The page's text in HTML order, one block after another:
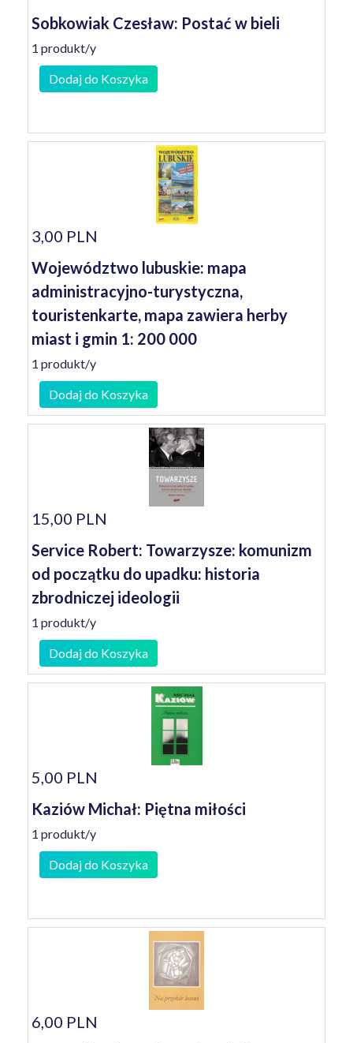
Sobkowiak Czesław: Postać w bieli
1 produkt/y
Dodaj do Koszyka
3,00 PLN
Województwo lubuskie: mapa
administracyjno-turystyczna,
touristenkarte, mapa zawiera herby
miast i gmin 1: 200 000
1 produkt/y
Dodaj do Koszyka
15,00 PLN
Service Robert: Towarzysze: komunizm
od początku do upadku: historia
zbrodniczej ideologii
1 produkt/y
Dodaj do Koszyka
5,00 PLN
Kaziów Michał: Piętna miłości
1 produkt/y
Dodaj do Koszyka
6,00 PLN